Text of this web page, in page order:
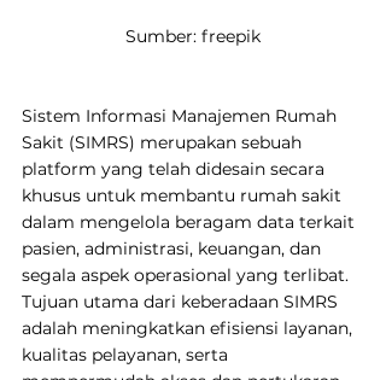
Sumber: freepik
Sistem Informasi Manajemen Rumah
Sakit (SIMRS) merupakan sebuah
platform yang telah didesain secara
khusus untuk membantu rumah sakit
dalam mengelola beragam data terkait
pasien, administrasi, keuangan, dan
segala aspek operasional yang terlibat.
Tujuan utama dari keberadaan SIMRS
adalah meningkatkan efisiensi layanan,
kualitas pelayanan, serta